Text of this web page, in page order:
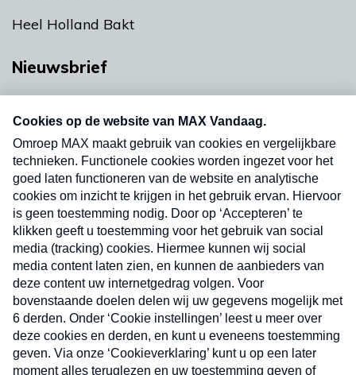
Heel Holland Bakt
Nieuwsbrief
nieuwsbrief. Elke vrijdag- en dinsdagochtend in
uw mailbox.
Verzend
Nieuwsbrief
Neem hier een gratis abonnement op onze